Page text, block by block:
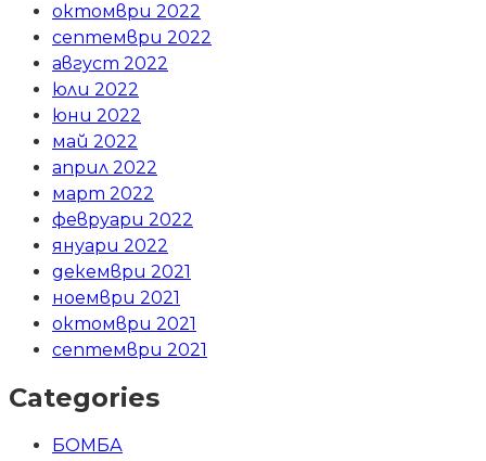
октомври 2022
септември 2022
август 2022
юли 2022
юни 2022
май 2022
април 2022
март 2022
февруари 2022
януари 2022
декември 2021
ноември 2021
октомври 2021
септември 2021
Categories
БОМБА